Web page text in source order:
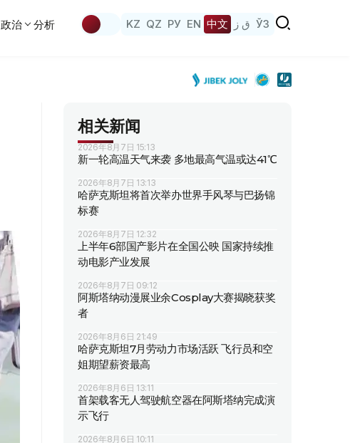
政治 分析 KZ QZ РУ EN 中文 ق ز ЎЗ
相关新闻
2026年8月7日 15:13
新一轮高温天气来袭 多地最高气温或达41℃
2026年8月7日 13:13
哈萨克斯坦将首次举办世界手风琴与巴扬锦
标赛
2026年8月7日 12:32
上半年6部国产影片在全国公映 国家持续推
动电影产业发展
2026年8月7日 09:12
阿斯塔纳动漫展业余Cosplay大赛揭晓获奖
者
2026年8月6日 21:49
哈萨克斯坦7月劳动力市场活跃 飞行员和空
姐期望薪资最高
2026年8月6日 13:11
首架载客无人驾驶航空器在阿斯塔纳完成演
示飞行
2026年8月6日 10:11